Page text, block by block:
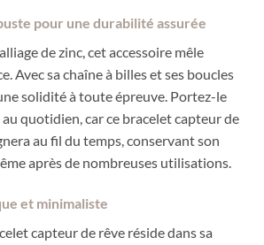
pour une durabilité assurée
de zinc, cet accessoire mêle
Avec sa chaîne à billes et ses boucles
solidité à toute épreuve. Portez-le
quotidien, car ce bracelet capteur de
au fil du temps, conservant son
après de nombreuses utilisations.
et minimaliste
capteur de rêve réside dans sa